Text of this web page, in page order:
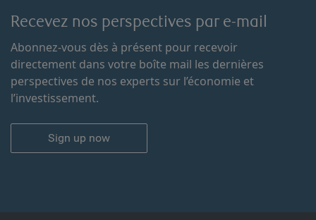
Recevez nos perspectives par e-mail
Abonnez-vous dès à présent pour recevoir
directement dans votre boîte mail les dernières
perspectives de nos experts sur l’économie et
l’investissement.
Sign up now